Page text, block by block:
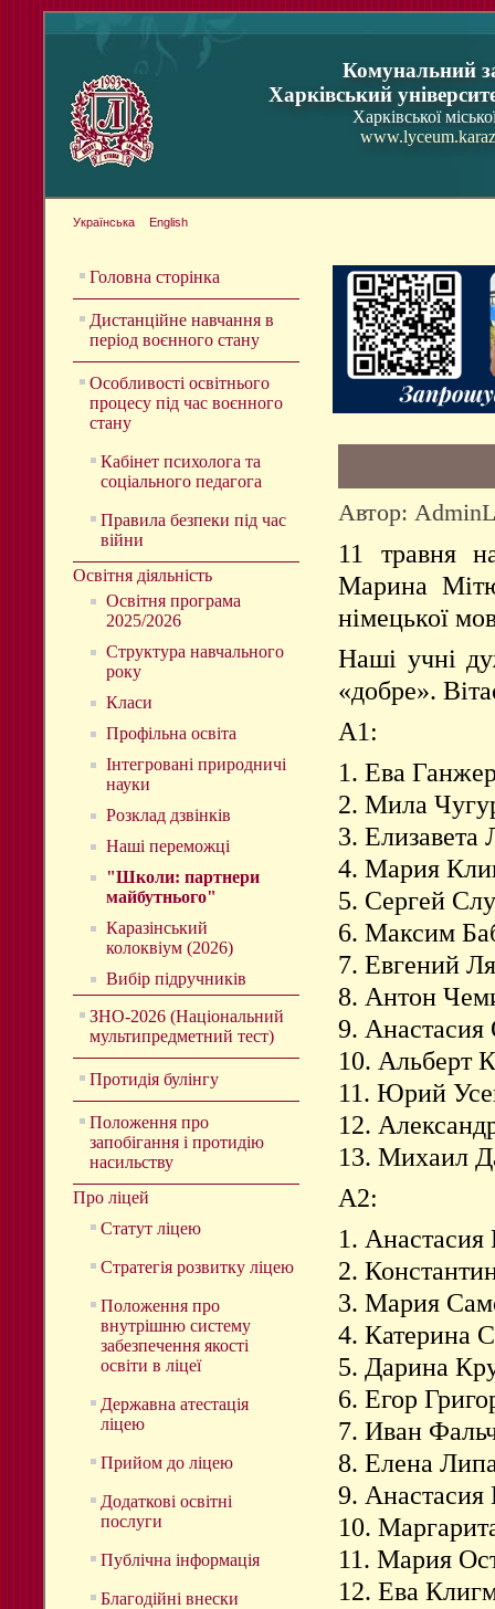
Комунальний
Харківський
Харківської
Українська English
Головна сторінка
Дистанційне навчання в
період воєнного стану
Особливості освітнього
процесу під час воєнного
стану
Кабінет психолога та
соціального педагога
Правила безпеки під час
війни
Освітня діяльність
Освітня програма
2025/2026
Структура навчального
року
Класи
Профільна освіта
Інтегровані природничі
науки
Розклад дзвінків
Наші переможці
"Школи: партнери
майбутнього"
Каразінський
колоквіум (2026)
Вибір підручників
ЗНО-2026 (Національний
мультипредметний тест)
Протидія булінгу
Положення про
запобігання і протидію
насильству
Про ліцей
Статут ліцею
Стратегія розвитку ліцею
Положення про
внутрішню систему
забезпечення якості
освіти в ліцеї
Державна атестація
ліцею
Прийом до ліцею
Додаткові освітні
послуги
Публічна інформація
Благодійні внески
Автор:
11 травня
Марина
німецької
Наші учні
«добре».
А1:
1. Ева
2. Мила
3. Елизавета
4. Мария
5. Сергей
6. Максим
7. Евгений
8. Антон
9. Анастасия
10. Альберт
11. Юрий
12.
13. Михаил
А2:
1. Анастасия
2.
3. Мария
4. Катерина
5. Дарина
6. Егор
7. Иван
8. Елена
9.
10.
11. Мария
12. Ева